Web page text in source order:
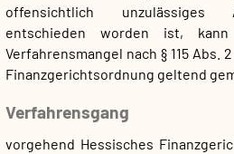
offensichtlich unzulässiges
entschieden worden ist,
Verfahrensmangel nach § 115 Abs. 2
Finanzgerichtsordnung geltend
Verfahrensgang
vorgehend Hessisches